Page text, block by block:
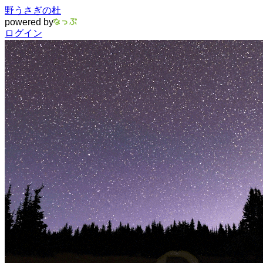
野うさぎの杜
powered by
ログイン